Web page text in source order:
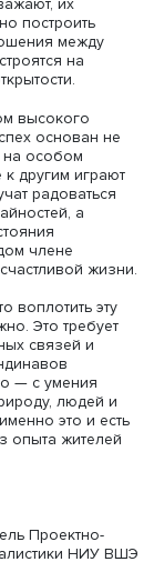
работой и
перерывы